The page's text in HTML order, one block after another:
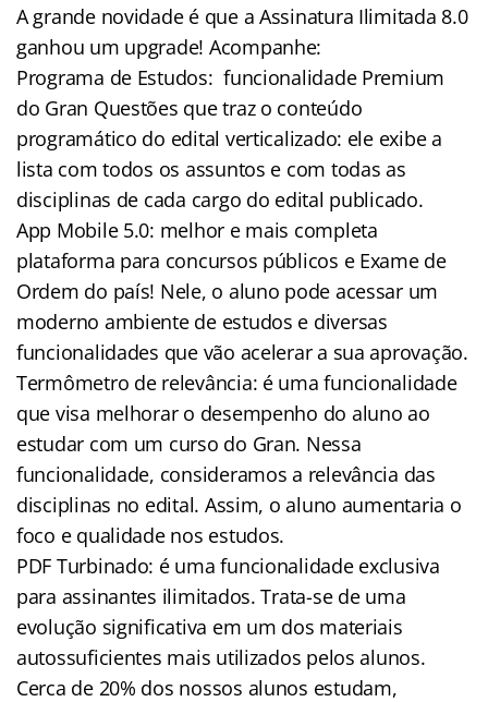
A grande novidade é que a Assinatura Ilimitada 8.0
ganhou um upgrade! Acompanhe:
Programa de Estudos: funcionalidade Premium
do Gran Questões que traz o conteúdo
programático do edital verticalizado: ele exibe a
lista com todos os assuntos e com todas as
disciplinas de cada cargo do edital publicado.
App Mobile 5.0: melhor e mais completa
plataforma para concursos públicos e Exame de
Ordem do país! Nele, o aluno pode acessar um
moderno ambiente de estudos e diversas
funcionalidades que vão acelerar a sua aprovação.
Termômetro de relevância: é uma funcionalidade
que visa melhorar o desempenho do aluno ao
estudar com um curso do Gran. Nessa
funcionalidade, consideramos a relevância das
disciplinas no edital. Assim, o aluno aumentaria o
foco e qualidade nos estudos.
PDF Turbinado: é uma funcionalidade exclusiva
para assinantes ilimitados. Trata-se de uma
evolução significativa em um dos materiais
autossuficientes mais utilizados pelos alunos.
Cerca de 20% dos nossos alunos estudam,